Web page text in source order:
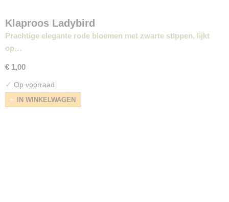
Klaproos Ladybird
Prachtige elegante rode bloemen met zwarte stippen, lijkt
op…
€ 1,00
✓ Op voorraad
IN WINKELWAGEN